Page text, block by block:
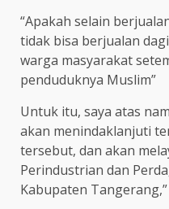
“Apakah selain
tidak bisa berjualan
warga masyarakat
penduduknya Muslim”
Untuk itu, saya atas
akan menindaklanjuti
tersebut, dan akan
Perindustrian dan
Kabupaten